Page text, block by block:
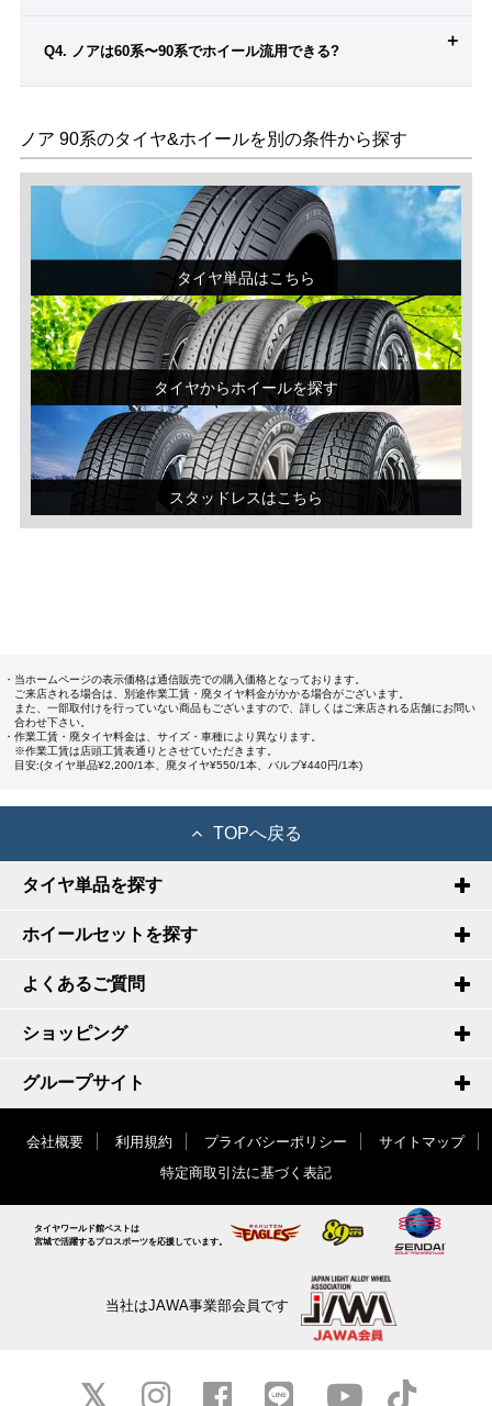
Q4. ノアは60系〜90系でホイール流用できる?
ノア 90系のタイヤ&ホイールを別の条件から探す
タイヤ単品はこちら
タイヤからホイールを探す
スタッドレスはこちら
・当ホームページの表示価格は通信販売での購入価格となっております。
ご来店される場合は、別途作業工賃・廃タイヤ料金がかかる場合がございます。
また、一部取付けを行っていない商品もございますので、詳しくはご来店される店舗にお問い
合わせ下さい。
・作業工賃・廃タイヤ料金は、サイズ・車種により異なります。
※作業工賃は店頭工賃表通りとさせていただきます。
目安:(タイヤ単品¥2,200/1本、廃タイヤ¥550/1本、バルブ¥440円/1本)
TOPへ戻る
タイヤ単品を探す
ホイールセットを探す
よくあるご質問
ショッピング
グループサイト
会社概要 利用規約 プライバシーポリシー
サイトマップ
特定商取引法に基づく表記
タイヤワールド館ベストは
宮城で活躍するプロスポーツを応援しています。
当社はJAWA事業部会員です